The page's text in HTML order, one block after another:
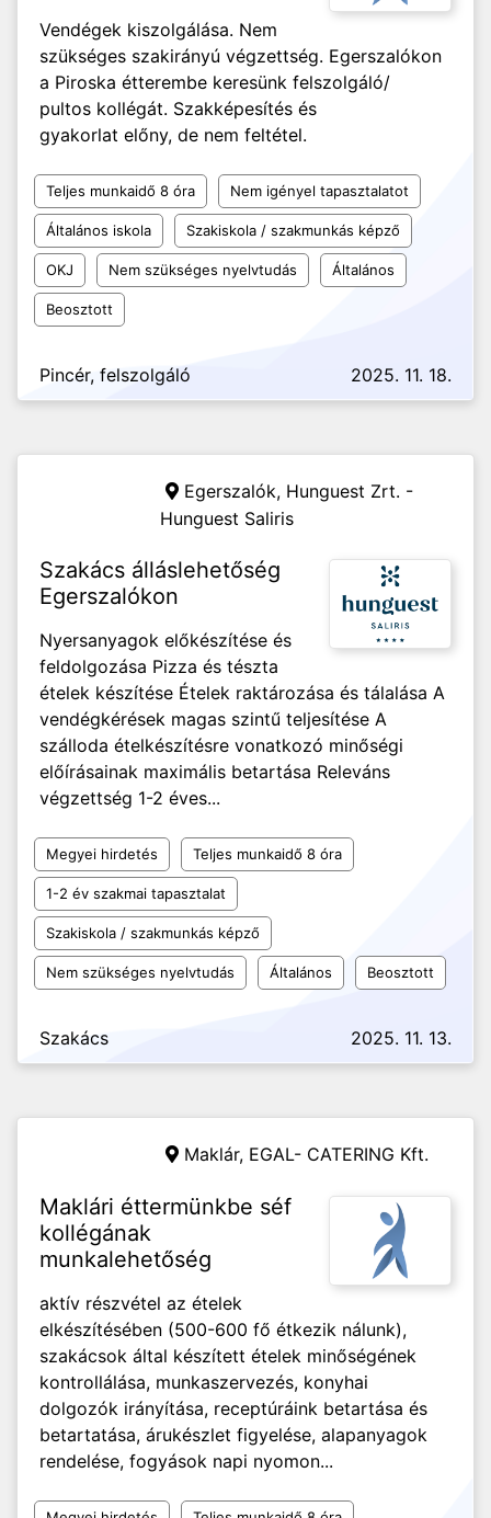
Vendégek kiszolgálása. Nem
szükséges szakirányú végzettség. Egerszalókon
a Piroska étterembe keresünk felszolgáló/
pultos kollégát. Szakképesítés és
gyakorlat előny, de nem feltétel.
Teljes munkaidő 8 óra Nem igényel tapasztalatot
Általános iskola Szakiskola / szakmunkás képző
OKJ Nem szükséges nyelvtudás Általános
Beosztott
Pincér, felszolgáló 2025. 11. 18.
Egerszalók, Hunguest Zrt. -
Hunguest Saliris
Szakács álláslehetőség
Egerszalókon
Nyersanyagok előkészítése és
feldolgozása Pizza és tészta
ételek készítése Ételek raktározása és tálalása A
vendégkérések magas szintű teljesítése A
szálloda ételkészítésre vonatkozó minőségi
előírásainak maximális betartása Releváns
végzettség 1-2 éves...
Megyei hirdetés Teljes munkaidő 8 óra
1-2 év szakmai tapasztalat
Szakiskola / szakmunkás képző
Nem szükséges nyelvtudás Általános Beosztott
Szakács 2025. 11. 13.
Maklár, EGAL- CATERING Kft.
Maklári éttermünkbe séf
kollégának
munkalehetőség
aktív részvétel az ételek
elkészítésében (500-600 fő étkezik nálunk),
szakácsok által készített ételek minőségének
kontrollálása, munkaszervezés, konyhai
dolgozók irányítása, receptúráink betartása és
betartatása, árukészlet figyelése, alapanyagok
rendelése, fogyások napi nyomon...